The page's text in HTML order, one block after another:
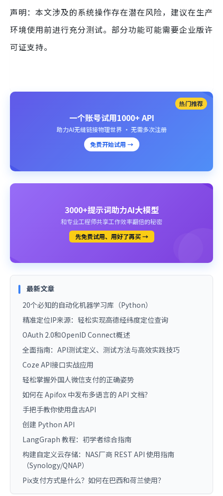
声明：本文涉及的系统操作存在潜在风险，建议在生产
环境使用前进行充分测试。部分功能可能需要企业版许
可证支持。
热门推荐
一个账号试用1000+ API
助力AI无缝链接物理世界 · 无需多次注册
免费开始试用 →
3000+提示词助力AI大模型
和专业工程师共享工作效率翻倍的秘密
先免费试用、用好了再买 →
最新文章
20个必知的自动化机器学习库（Python）
精准定位IP来源：轻松实现高德经纬度定位查询
OAuth 2.0和OpenID Connect概述
全面指南：API测试定义、测试方法与高效实践技巧
Coze API接口实战应用
轻松掌握外国人微信支付的正确姿势
如何在 Apifox 中发布多语言的 API 文档？
手把手教你使用盘古API
创建 Python API
LangGraph 教程：初学者综合指南
构建自定义云存储：NAS厂商 REST API 使用指南
（Synology/QNAP）
Pix支付方式是什么？如何在巴西和荷兰使用？